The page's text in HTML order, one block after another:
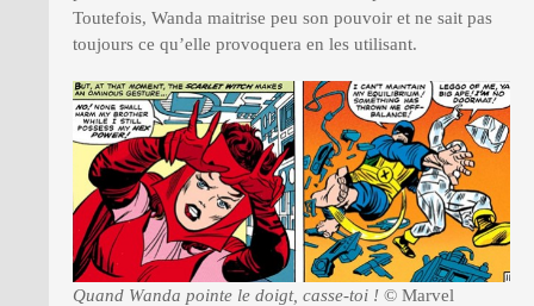
Toutefois, Wanda maitrise peu son pouvoir et ne sait pas
toujours ce qu’elle provoquera en les utilisant.
Quand Wanda pointe le doigt, casse-toi ! © Marvel